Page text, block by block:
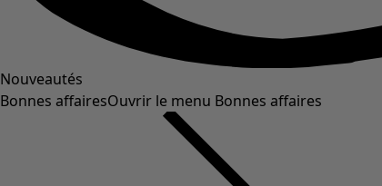
Nouveautés
Bonnes affairesOuvrir le menu Bonnes affaires